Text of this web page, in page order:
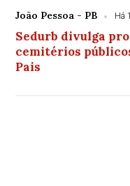
João Pessoa - PB Há
Sedurb divulga
cemitérios
Pais